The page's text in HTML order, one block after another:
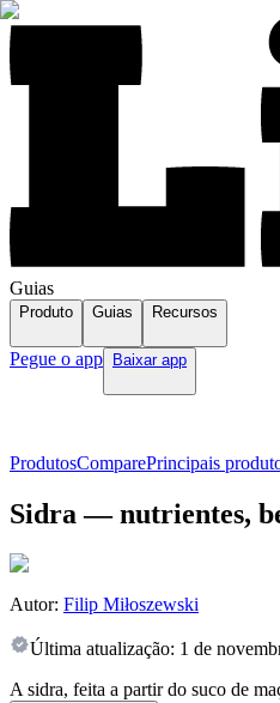
Guias
Produto Guias Recursos
Pegue o app Baixar app
ProdutosComparePrincipais
Sidra — nutrientes,
Autor: Filip Miłoszewski
Última atualização: 1 de
A sidra, feita a partir do suco de